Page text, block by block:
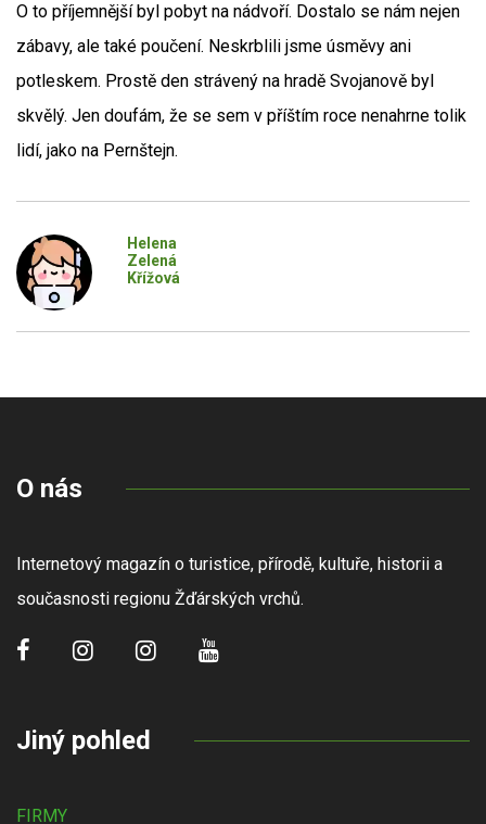
O to příjemnější byl pobyt na nádvoří. Dostalo se nám nejen
zábavy, ale také poučení. Neskrblili jsme úsměvy ani
potleskem. Prostě den strávený na hradě Svojanově byl
skvělý. Jen doufám, že se sem v příštím roce nenahrne tolik
lidí, jako na Pernštejn.
Helena
Zelená
Křížová
O nás
Internetový magazín o turistice, přírodě, kultuře, historii a
současnosti regionu Žďárských vrchů.
Jiný pohled
FIRMY